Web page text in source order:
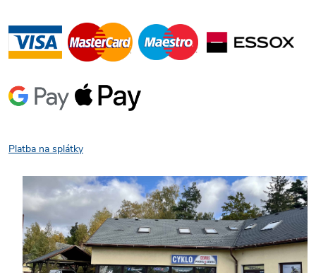
Platba na splátky